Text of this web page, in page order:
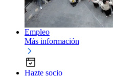
Empleo
Más información
Hazte socio